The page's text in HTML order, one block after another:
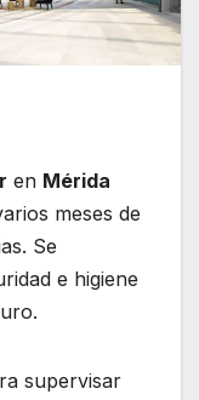
en Mérida
meses de
Se
e higiene
supervisar